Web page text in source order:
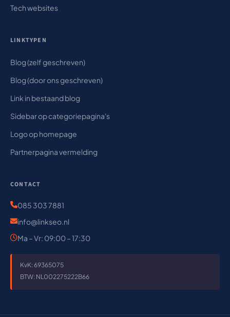
Tech websites
LINKTYPEN
Blog (zelf geschreven)
Blog (door ons geschreven)
Link in bestaand blog
Sidebar op categoriepagina's
Logo op homepage
Partnerpagina vermelding
CONTACT
085 303 7881
info@linkseo.nl
Ma – Vr: 09:00 – 17:30
KvK: 69365075
BTW: NL002275222B66